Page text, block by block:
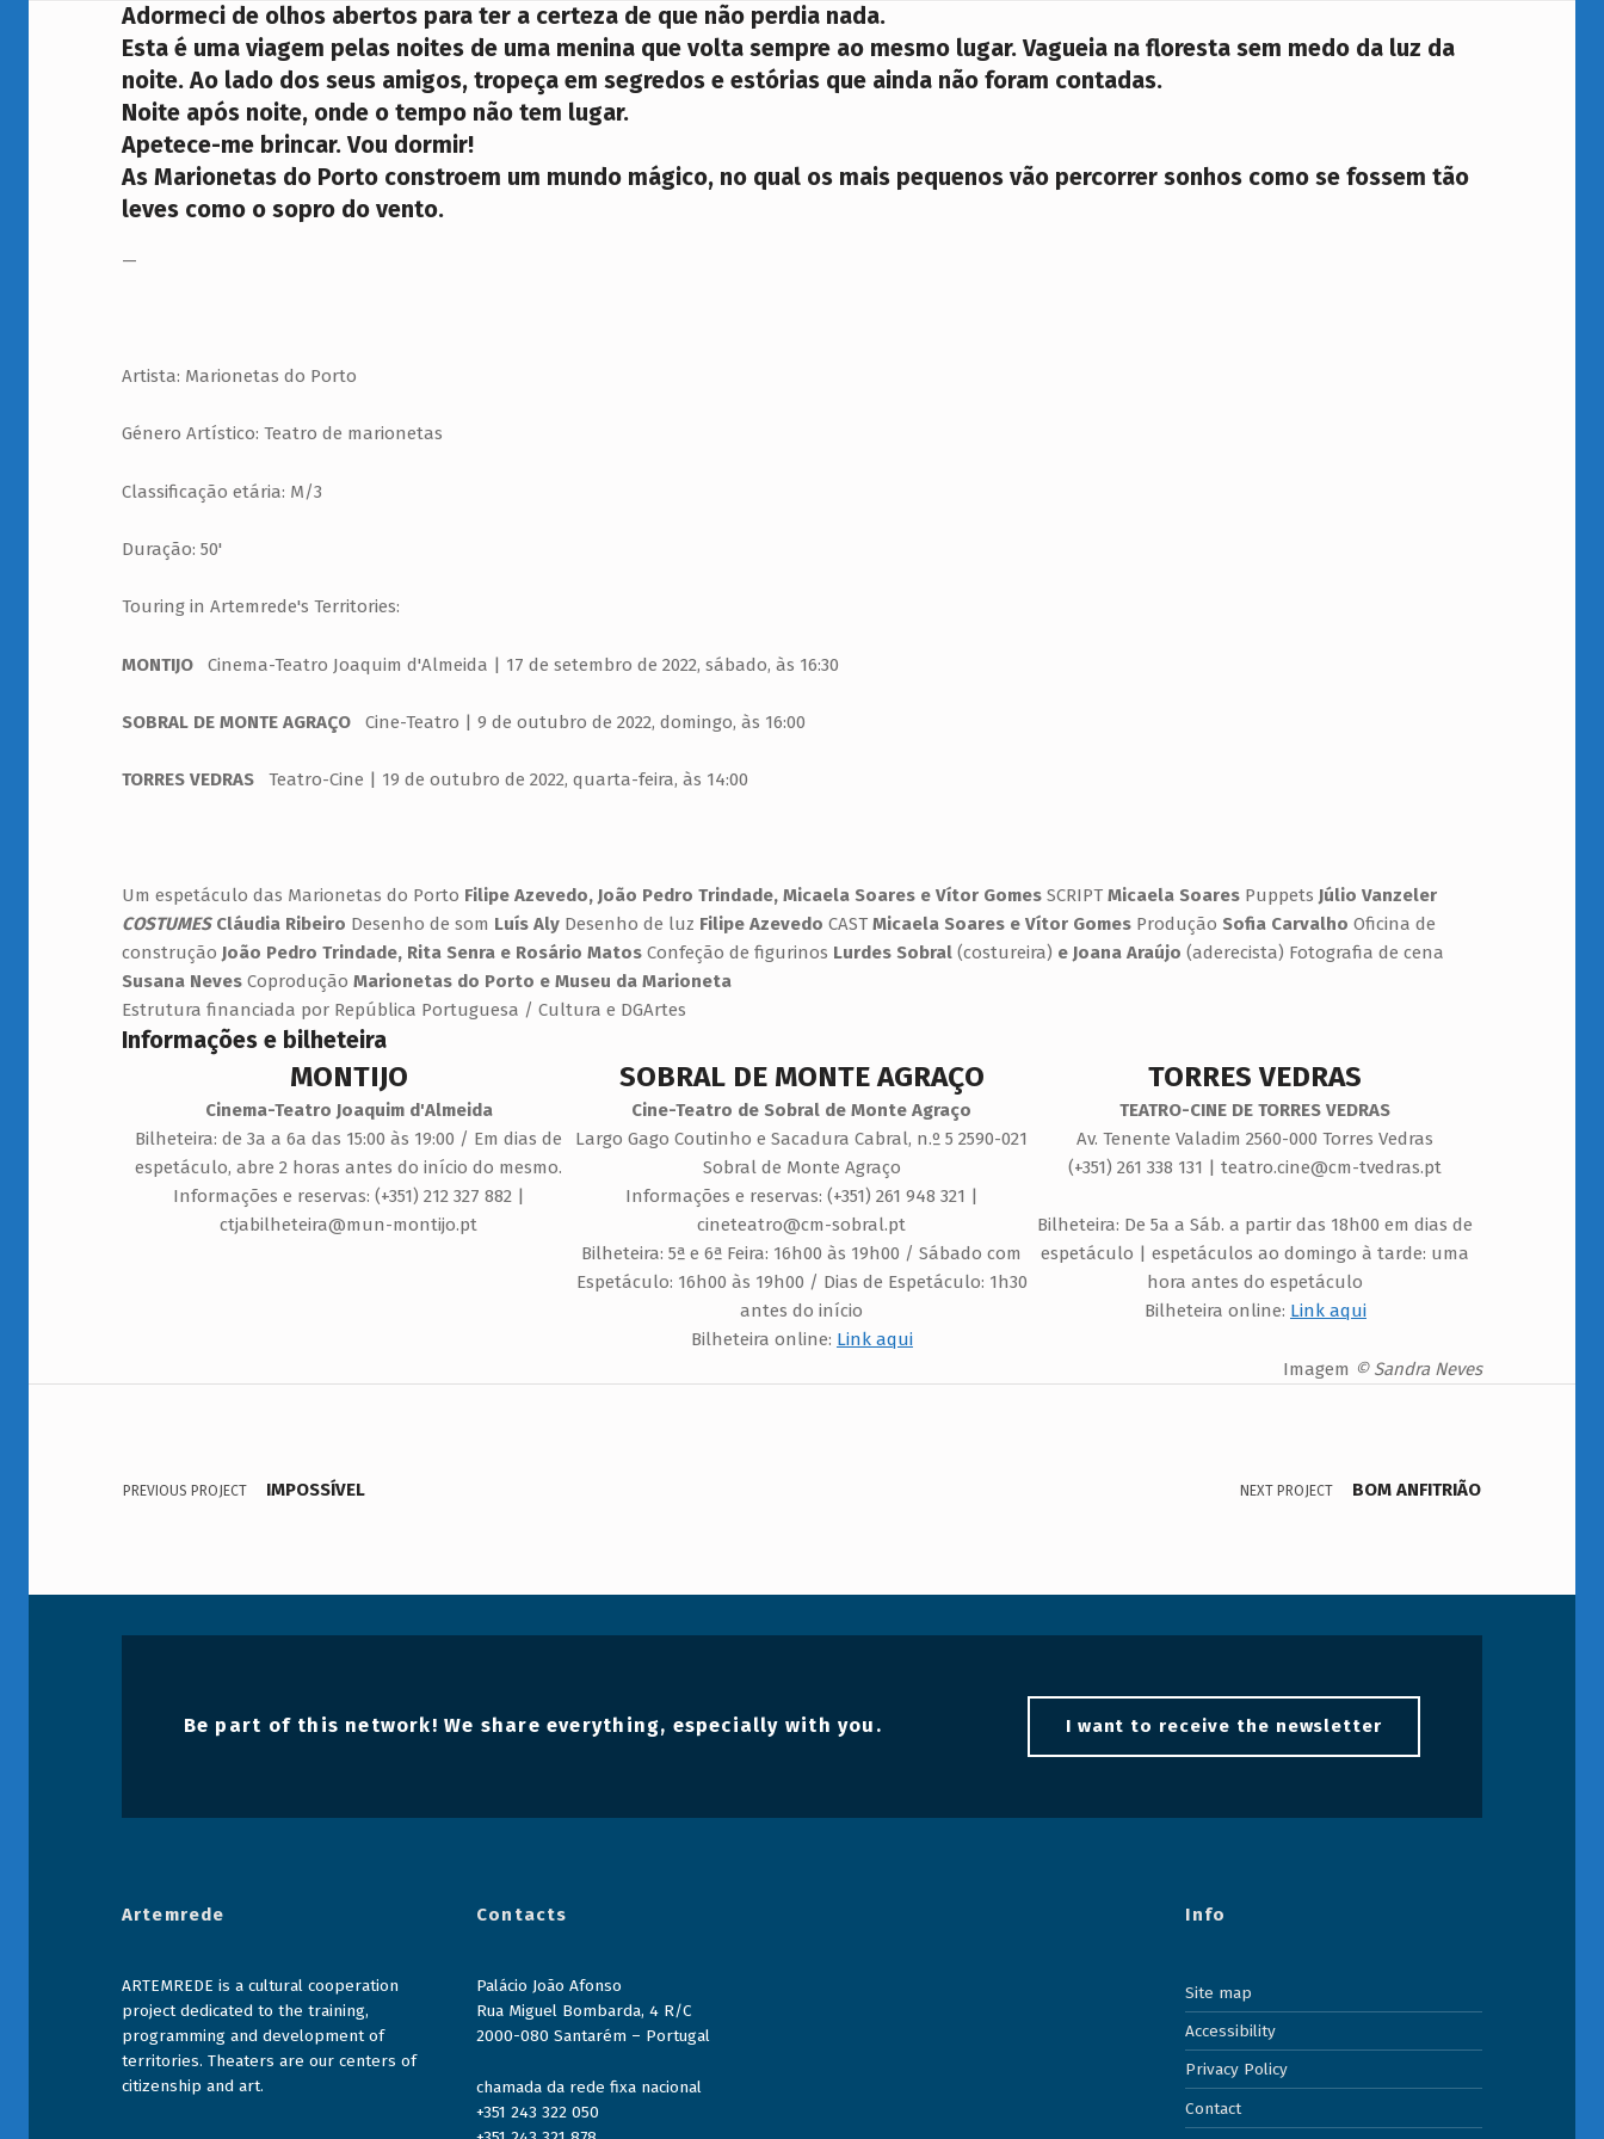
Adormeci de olhos abertos para ter a certeza de que não perdia nada.
Esta é uma viagem pelas noites de uma menina que volta sempre ao mesmo lugar. Vagueia na floresta sem medo da luz da
noite. Ao lado dos seus amigos, tropeça em segredos e estórias que ainda não foram contadas.
Noite após noite, onde o tempo não tem lugar.
Apetece-me brincar. Vou dormir!
As Marionetas do Porto constroem um mundo mágico, no qual os mais pequenos vão percorrer sonhos como se fossem tão
leves como o sopro do vento.
—
Artista: Marionetas do Porto
Género Artístico: Teatro de marionetas
Classificação etária: M/3
Duração: 50'
Touring in Artemrede's Territories:
MONTIJO Cinema-Teatro Joaquim d'Almeida | 17 de setembro de 2022, sábado, às 16:30
SOBRAL DE MONTE AGRAÇO Cine-Teatro | 9 de outubro de 2022, domingo, às 16:00
TORRES VEDRAS Teatro-Cine | 19 de outubro de 2022, quarta-feira, às 14:00
Um espetáculo das Marionetas do Porto Filipe Azevedo, João Pedro Trindade, Micaela Soares e Vítor GomesSCRIPT Micaela Soares Puppets Júlio Vanzeler
COSTUMESCláudia Ribeiro Desenho de som Luís Aly Desenho de luz Filipe AzevedoCAST Micaela Soares e Vítor Gomes Produção Sofia CarvalhoOficina de
construção João Pedro Trindade, Rita Senra e Rosário MatosConfeção de figurinos Lurdes Sobral (costureira) e Joana Araújo(aderecista) Fotografia de cena
Susana NevesCoprodução Marionetas do Porto e Museu da Marioneta
Estrutura financiada por República Portuguesa / Cultura e DGArtes
Informações e bilheteira
MONTIJO SOBRAL DE MONTE AGRAÇO TORRES VEDRAS
Cinema-Teatro Joaquim d'Almeida
Bilheteira: de 3a a 6a das 15:00 às 19:00 / Em dias de
espetáculo, abre 2 horas antes do início do mesmo.
Informações e reservas: (+351) 212 327 882 |
ctjabilheteira@mun-montijo.pt
Cine-Teatro de Sobral de Monte Agraço
Largo Gago Coutinho e Sacadura Cabral, n.º 5 2590-021
Sobral de Monte Agraço
Informações e reservas: (+351) 261 948 321 |
cineteatro@cm-sobral.pt
Bilheteira: 5ª e 6ª Feira: 16h00 às 19h00 / Sábado com
Espetáculo: 16h00 às 19h00 / Dias de Espetáculo: 1h30
antes do início
Bilheteira online: Link aqui
TEATRO-CINE DE TORRES VEDRAS
Av. Tenente Valadim 2560-000 Torres Vedras
(+351) 261 338 131 | teatro.cine@cm-tvedras.pt
Bilheteira: De 5a a Sáb. a partir das 18h00 em dias de
espetáculo | espetáculos ao domingo à tarde: uma
hora antes do espetáculo
Bilheteira online: Link aqui
Imagem © Sandra Neves
Voltar à navegação principal
Navegação de artigos
PREVIOUS PROJECT IMPOSSÍVEL NEXT PROJECT BOM ANFITRIÃO
Be part of this network! We share everything, especially with you. I want to receive the newsletter
Artemrede
ARTEMREDE is a cultural cooperation
project dedicated to the training,
programming and development of
territories. Theaters are our centers of
citizenship and art.
Contacts
Palácio João Afonso
Rua Miguel Bombarda, 4 R/C
2000-080 Santarém – Portugal
chamada da rede fixa nacional
+351 243 322 050
Info
Site map
Accessibility
Privacy Policy
Contact